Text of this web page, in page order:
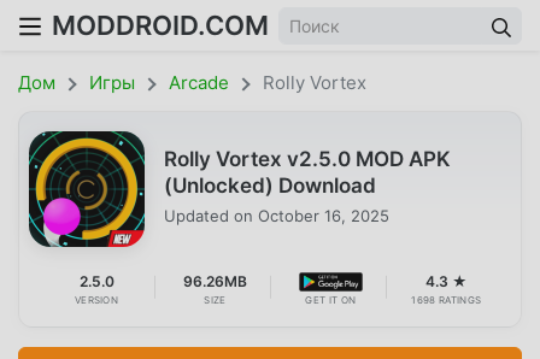
MODDROID.COM
Дом Игры Arcade Rolly Vortex
Rolly Vortex v2.5.0 MOD APK
(Unlocked) Download
Updated on October 16, 2025
2.5.0
VERSION
96.26MB
SIZE GET IT ON
4.3 ★
1698 RATINGS